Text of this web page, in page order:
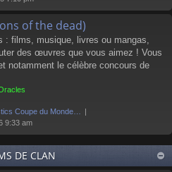
of the dead)
: films, musique, livres ou mangas,
des œuvres que vous aimez ! Vous
notamment le célèbre concours de
Coupe du Monde…
9:33 am
DE CLAN